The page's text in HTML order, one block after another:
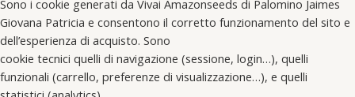
Sono i cookie generati da Vivai Amazonseeds di Palomino Jaimes
Giovana Patricia e consentono il corretto funzionamento del sito e
dell’esperienza di acquisto. Sono
cookie tecnici quelli di navigazione (sessione, login…), quelli
funzionali (carrello, preferenze di visualizzazione…), e quelli